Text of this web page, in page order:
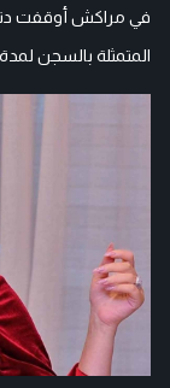
في مراكش أوقفت
المتمثلة بالسجن